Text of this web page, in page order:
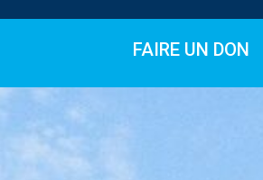
FAIRE UN DON